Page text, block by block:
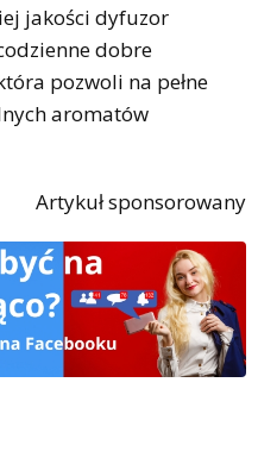
jakości dyfuzor
dobre
pozwoli na pełne
aromatów
Artykuł sponsorowany